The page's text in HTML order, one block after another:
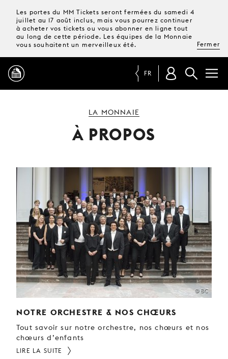
Les portes du MM Tickets seront fermées du samedi 4
juillet au 17 août inclus, mais vous pourrez continuer
à acheter vos tickets ou vous abonner en ligne tout
au long de cette période. Les équipes de la Monnaie
vous souhaitent un merveilleux été.
Fermer
MAGAZINE
ABONNEMENTS
VOTRE
VISITE
JEUNE
PUBLIC
LA
MONNAIE
SOUTENIR
FR
LA MONNAIE
À PROPOS
© BC
NOTRE ORCHESTRE & NOS CHŒURS
Tout savoir sur notre orchestre, nos chœurs et nos
chœurs d’enfants
LIRE LA SUITE